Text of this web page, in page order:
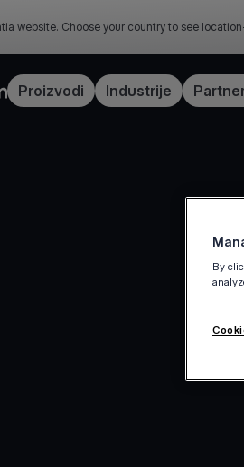
website. Choose your country to see
Proizvodi Industrije
By